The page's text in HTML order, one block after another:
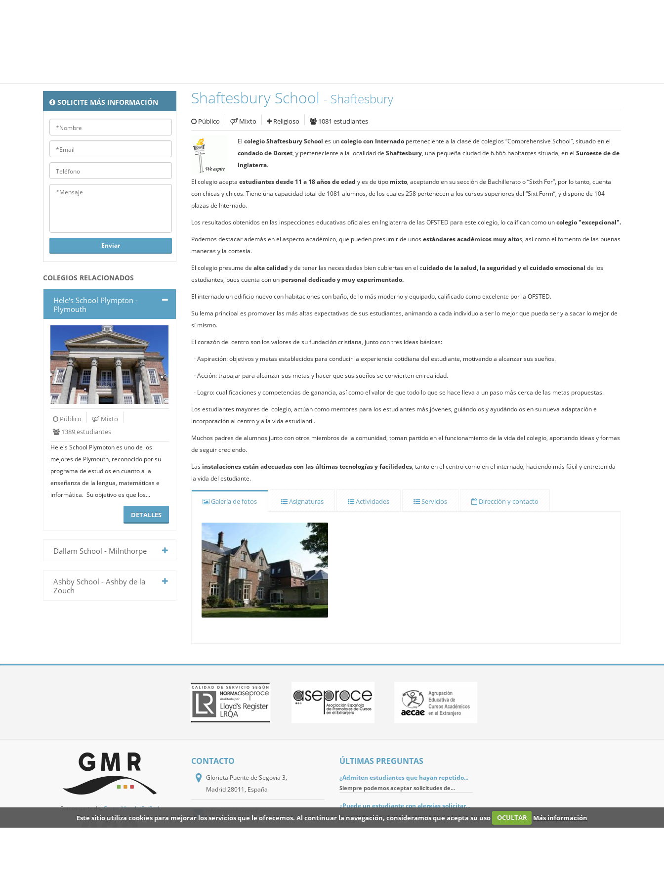
Shaftesbury School - Shaftesbury
Público Mixto Religioso 1081 estudiantes
El colegio Shaftesbury School es uncolegio con Internado perteneciente a la clase de colegios “Comprehensive School”, situado en el
condado de Dorset, y perteneciente a la localidad de Shaftesbury, una pequeña ciudad de 6.665 habitantes situada, en el Suroeste de de
Inglaterra.
El colegio acepta estudiantes desde 11 a 18 años de edad y es de tipo mixto, aceptando en su sección de Bachillerato o “Sixth For”, por lo tanto, cuenta
con chicas y chicos. Tiene una capacidad total de 1081 alumnos, de los cuales 258 pertenecen a los cursos superiores del “Sixt Form”, y dispone de 104
plazas de Internado.
Los resultados obtenidos en las inspecciones educativas oficiales en Inglaterra de las OFSTED para este colegio, lo califican como uncolegio "excepcional".
Podemos destacar además en el aspecto académico, que pueden presumir de unos estándares académicos muy altos, así como el fomento de las buenas
maneras y la cortesía.
El colegio presume de alta calidad y de tener las necesidades bien cubiertas en el cuidado de la salud, la seguridad y el cuidado emocional de los
estudiantes, pues cuenta con un personal dedicado y muy experimentado.
El internado un edificio nuevo con habitaciones con baño, de lo más moderno y equipado, calificado como excelente por la OFSTED.
Su lema principal es promover las más altas expectativas de sus estudiantes, animando a cada individuo a ser lo mejor que pueda ser y a sacar lo mejor de
sí mismo.
El corazón del centro son los valores de su fundación cristiana, junto con tres ideas básicas:
· Aspiración: objetivos y metas establecidos para conducir la experiencia cotidiana del estudiante, motivando a alcanzar sus sueños.
· Acción: trabajar para alcanzar sus metas y hacer que sus sueños se convierten en realidad.
· Logro: cualificaciones y competencias de ganancia, así como el valor de que todo lo que se hace lleva a un paso más cerca de las metas propuestas.
Los estudiantes mayores del colegio, actúan como mentores para los estudiantes más jóvenes, guiándolos y ayudándolos en su nueva adaptación e
incorporación al centro y a la vida estudiantil.
Muchos padres de alumnos junto con otros miembros de la comunidad, toman partido en el funcionamiento de la vida del colegio, aportando ideas y formas
de seguir creciendo.
Las instalaciones están adecuadas con las últimas tecnologías y facilidades, tanto en el centro como en el internado, haciendo más fácil y entretenida
la vida del estudiante.
Galería de fotos Asignaturas Actividades Servicios Dirección y contacto
SOLICITE MÁS INFORMACIÓN
Enviar
COLEGIOS RELACIONADOS
Hele's School Plympton -
Plymouth
Público
Mixto
1389 estudiantes
Hele's School Plympton es uno de los
mejores de Plymouth, reconocido por su
programa de estudios en cuanto a la
enseñanza de la lengua, matemáticas e
informática. Su objetivo es que los...
DETALLES
Dallam School - Milnthorpe
Ashby School - Ashby de la
Zouch
Somos parte delGrupo Mundo En Red
CONTACTO
Glorieta Puente de Segovia 3,
Madrid 28011, España
ÚLTIMAS PREGUNTAS
¿Admiten estudiantes que hayan repetido...
Siempre podemos aceptar solicitudes de...
¿Puede un estudiante con alergias solicitar...
Si pero necesitamos saber exactamente cuáles...
Este sitio utiliza cookies para mejorar los servicios que le ofrecemos. Al continuar la navegación, consideramos que acepta su uso OCULTAR Más información